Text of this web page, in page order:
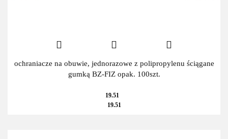
ochraniacze na obuwie, jednorazowe z polipropylenu ściągane
gumką BZ-FIZ opak. 100szt.
19.51
19.51